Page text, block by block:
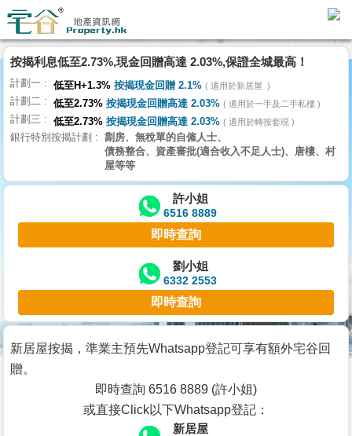
代
理
主
頁
搵
樓/
交
業
主
宅
谷
按
按揭利息低至2.73%,現金回贈高達 2.03%,保證全城最高！
計劃一 低至H+1.3% 按揭現金回贈 2.1% 適用於新居屋
計劃二 低至2.73% 按揭現金回贈高達 2.03% 適用於一手及二手私樓
計劃三 低至2.73% 按揭現金回贈高達 2.03% 適用於轉按套現
銀行特別按揭計劃
劏房、無稅單的自僱人士、
債務整合、資產審批(適合收入不足人士)、唐樓、村
屋等等
許小姐
6516 8889
即時查詢
劉小姐
6332 2553
即時查詢
新居屋按揭，準業主預先Whatsapp登記可享有額外宅谷回
贈。
即時查詢 6516 8889 (許小姐)
或直接Click以下Whatsapp登記：
新居屋